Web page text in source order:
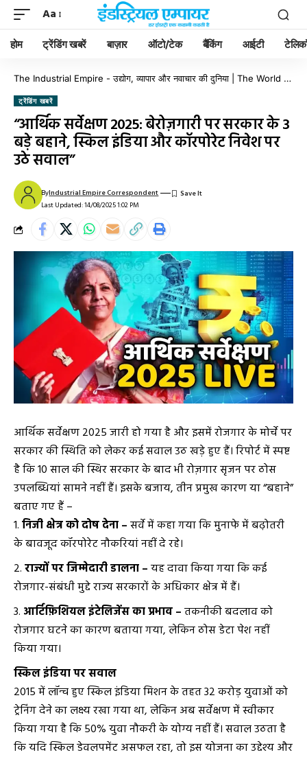
Aa
होम ट्रेंडिंग खबरें बाज़ार ऑटो/टेक बैंकिंग आईटी
The Industrial Empire - उद्योग, व्यापार और नवाचार की दुनिया | The World of Industry, Business & Innovation
ट्रेंडिंग खबरें
“आर्थिक सर्वेक्षण 2025: बेरोज़गारी पर सरकार के 3
बड़े बहाने, स्किल इंडिया और कॉरपोरेट निवेश पर
उठे सवाल”
Last Updated: 14/08/2025 1:02 PM
ByIndustrial Empire Correspondent
आर्थिक सर्वेक्षण 2025 जारी हो गया है और इसमें रोजगार के मोर्चे पर
सरकार की स्थिति को लेकर कई सवाल उठ खड़े हुए हैं। रिपोर्ट में स्पष्ट
है कि 10 साल की स्थिर सरकार के बाद भी रोज़गार सृजन पर ठोस
उपलब्धियां सामने नहीं हैं। इसके बजाय, तीन प्रमुख कारण या “बहाने”
बताए गए हैं –
निजी क्षेत्र को दोष देना –सर्वे में कहा गया कि मुनाफे में बढ़ोतरी
के बावजूद कॉरपोरेट नौकरियां नहीं दे रहे।
राज्यों पर जिम्मेदारी डालना –यह दावा किया गया कि कई
रोजगार-संबंधी मुद्दे राज्य सरकारों के अधिकार क्षेत्र में हैं।
आर्टिफ़िशियल इंटेलिजेंस का प्रभाव –तकनीकी बदलाव को
रोजगार घटने का कारण बताया गया, लेकिन ठोस डेटा पेश नहीं
किया गया।
स्किल इंडिया पर सवाल
2015 में लॉन्च हुए स्किल इंडिया मिशन के तहत 32 करोड़ युवाओं को
ट्रेनिंग देने का लक्ष्य रखा गया था, लेकिन अब सर्वेक्षण में स्वीकार
किया गया है कि 50% युवा नौकरी के योग्य नहीं हैं। सवाल उठता है
कि यदि स्किल डेवलपमेंट असफल रहा, तो इस योजना का उद्देश्य और